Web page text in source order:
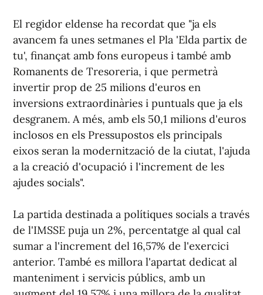
El regidor eldense ha recordat que "ja els
avancem fa unes setmanes el Pla 'Elda partix de
tu', finançat amb fons europeus i també amb
Romanents de Tresoreria, i que permetrà
invertir prop de 25 milions d'euros en
inversions extraordinàries i puntuals que ja els
desgranem. A més, amb els 50,1 milions d'euros
inclosos en els Pressupostos els principals
eixos seran la modernització de la ciutat, l'ajuda
a la creació d'ocupació i l'increment de les
ajudes socials".
La partida destinada a polítiques socials a través
de l'IMSSE puja un 2%, percentatge al qual cal
sumar a l'increment del 16,57% de l'exercici
anterior. També es millora l'apartat dedicat al
manteniment i servicis públics, amb un